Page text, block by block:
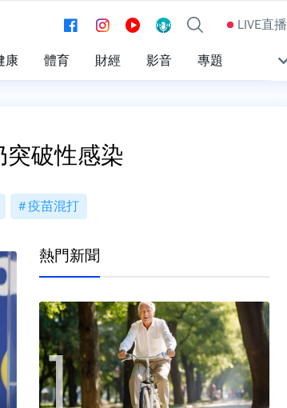
LIVE直播
康 體育 財經 影音 專題
破性感染
疫苗混打
熱門新聞